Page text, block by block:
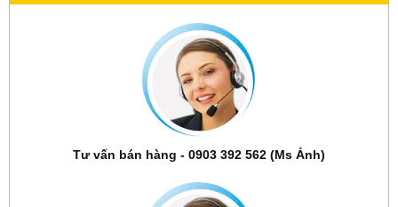
Tư vấn bán hàng - 0903 392 562 (Ms Ảnh)